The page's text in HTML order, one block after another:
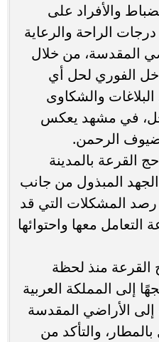
والأفراد على
الراحة والرعاية
المقدسة، من خلال
الفوري لحل أي
والشكاوى
في مشهد يعكس
ضيوف الرحمن.
القرعة بالمدينة
المبذول من جانب
رصد المشكلات التي قد
معها واحتوائها
القرعة منذ لحظة
إلى المملكة العربية
إلى الأراضي المقدسة
والتأكد من